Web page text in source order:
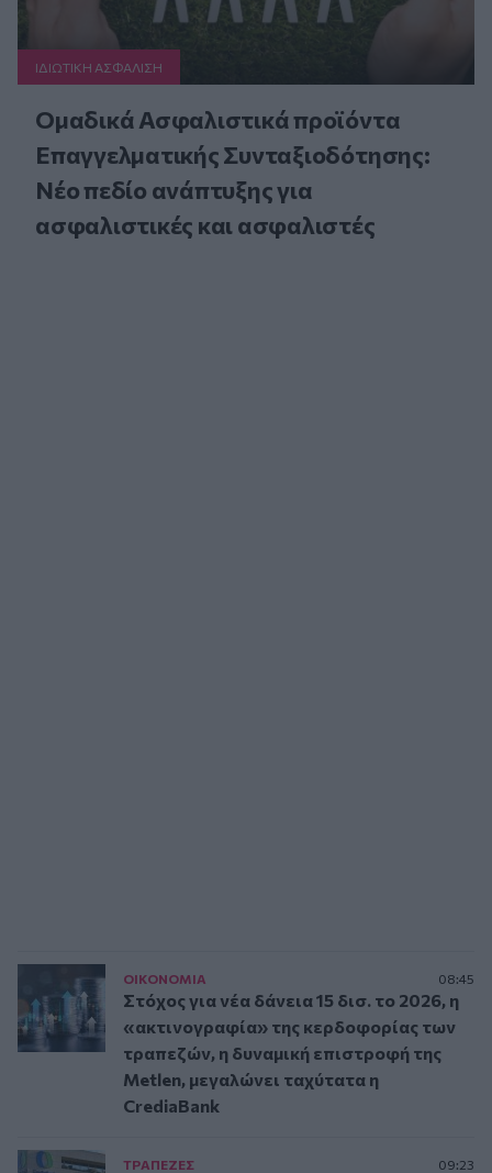
ΙΔΙΩΤΙΚΗ ΑΣΦAΛΙΣΗ
Ομαδικά Ασφαλιστικά προϊόντα
Επαγγελματικής Συνταξιοδότησης:
Νέο πεδίο ανάπτυξης για
ασφαλιστικές και ασφαλιστές
ΟΙΚΟΝΟΜΙΑ 08:45
Στόχος για νέα δάνεια 15 δισ. το 2026, η
«ακτινογραφία» της κερδοφορίας των
τραπεζών, η δυναμική επιστροφή της
Metlen, μεγαλώνει ταχύτατα η
CrediaBank
ΤΡAΠΕΖΕΣ 09:23